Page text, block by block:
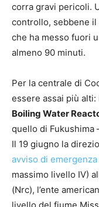
corra gravi pericoli.
controllo, sebbene
che ha messo fuori
almeno 90 minuti.
Per la centrale di
essere assai più
Boiling Water
quello di Fukushima
Il 19 giugno la
avviso di emergenza
massimo livello IV)
(Nrc), l’ente